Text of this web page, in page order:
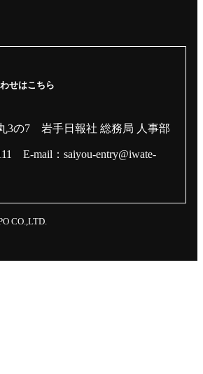
せはこちら
3の7 岩手日報社 総務局 人事部
E-mail：saiyou-entry@iwate-
CO.,LTD.